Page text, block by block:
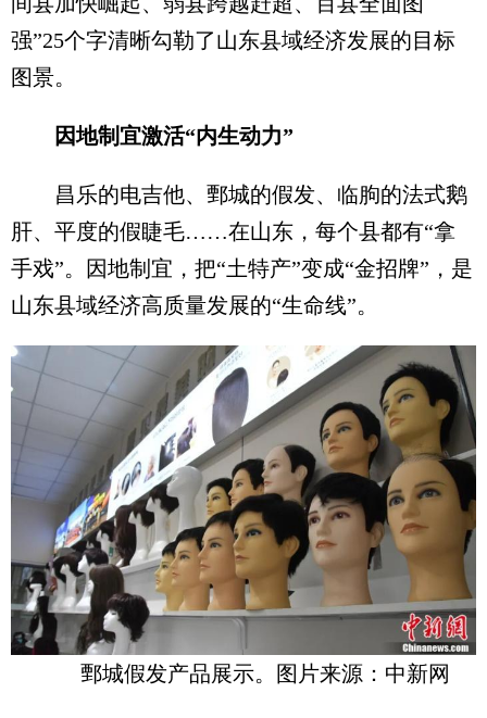
强”25个字清晰勾勒了山东县域经济发展的目标
图景。
因地制宜激活“内生动力”
昌乐的电吉他、鄄城的假发、临朐的法式鹅
肝、平度的假睫毛……在山东，每个县都有“拿
手戏”。因地制宜，把“土特产”变成“金招牌”，是
山东县域经济高质量发展的“生命线”。
鄄城假发产品展示。图片来源：中新网